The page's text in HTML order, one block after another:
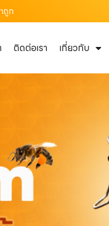
ถูก
ติดต่อเรา เกี่ยวกับ